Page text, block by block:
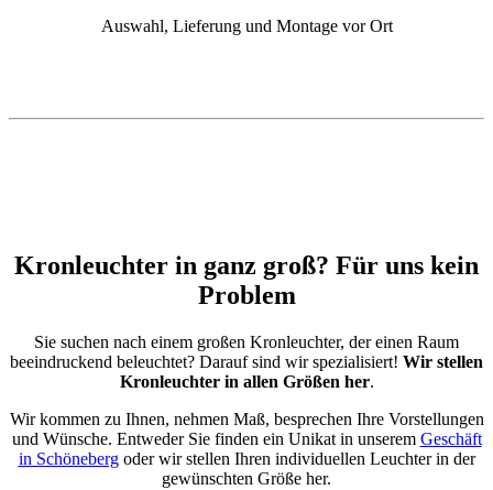
Auswahl, Lieferung und Montage vor Ort
Kronleuchter in ganz groß? Für uns kein
Problem
Sie suchen nach einem großen Kronleuchter, der einen Raum
beeindruckend beleuchtet? Darauf sind wir spezialisiert! Wir stellen
Kronleuchter in allen Größen her.
Wir kommen zu Ihnen, nehmen Maß, besprechen Ihre Vorstellungen
und Wünsche. Entweder Sie finden ein Unikat in unserem Geschäft
in Schönebergoder wir stellen Ihren individuellen Leuchter in der
gewünschten Größe her.